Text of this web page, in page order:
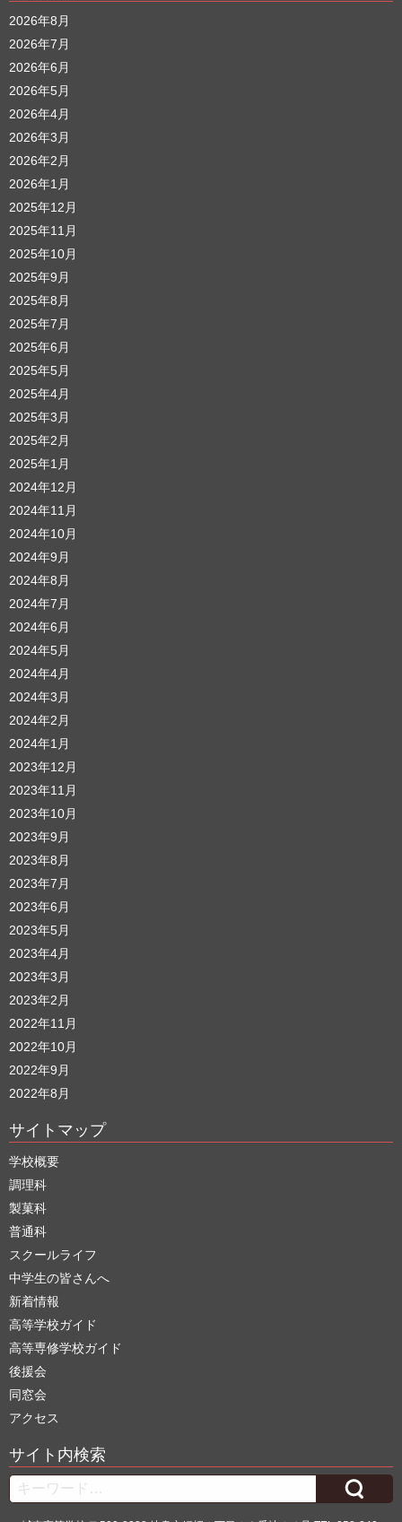
2026年8月
2026年7月
2026年6月
2026年5月
2026年4月
2026年3月
2026年2月
2026年1月
2025年12月
2025年11月
2025年10月
2025年9月
2025年8月
2025年7月
2025年6月
2025年5月
2025年4月
2025年3月
2025年2月
2025年1月
2024年12月
2024年11月
2024年10月
2024年9月
2024年8月
2024年7月
2024年6月
2024年5月
2024年4月
2024年3月
2024年2月
2024年1月
2023年12月
2023年11月
2023年10月
2023年9月
2023年8月
2023年7月
2023年6月
2023年5月
2023年4月
2023年3月
2023年2月
2022年11月
2022年10月
2022年9月
2022年8月
サイトマップ
学校概要
調理科
製菓科
普通科
スクールライフ
中学生の皆さんへ
新着情報
高等学校ガイド
高等専修学校ガイド
後援会
同窓会
アクセス
サイト内検索
Search